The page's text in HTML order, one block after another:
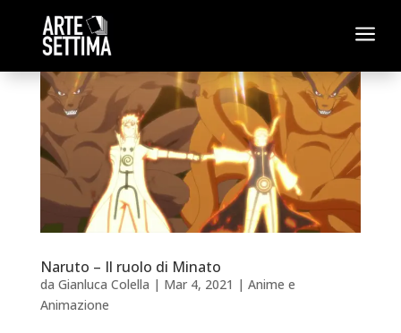
a
Naruto – Il ruolo di Minato
da Gianluca Colella | Mar 4, 2021 | Anime e
Animazione